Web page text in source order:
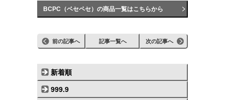
BCPC（ベセペセ）の商品一覧はこちらから
前の記事へ 記事一覧へ 次の記事へ
新着順
999.9